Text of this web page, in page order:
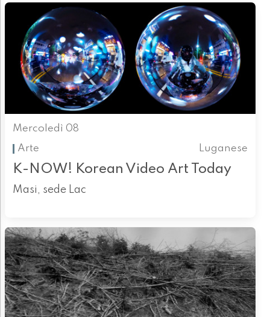
Mercoledì 08
Arte
Luganese
K-NOW! Korean Video Art Today
Masi, sede Lac